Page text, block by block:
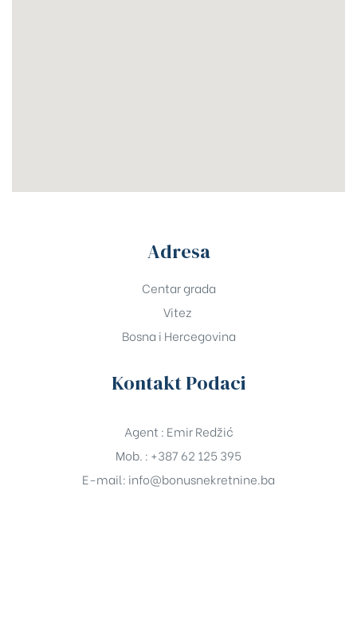
Adresa
Centar grada
Vitez
Bosna i Hercegovina
Kontakt Podaci
Agent : Emir Redžić
Mob. : +387 62 125 395
E-mail: info@bonusnekretnine.ba